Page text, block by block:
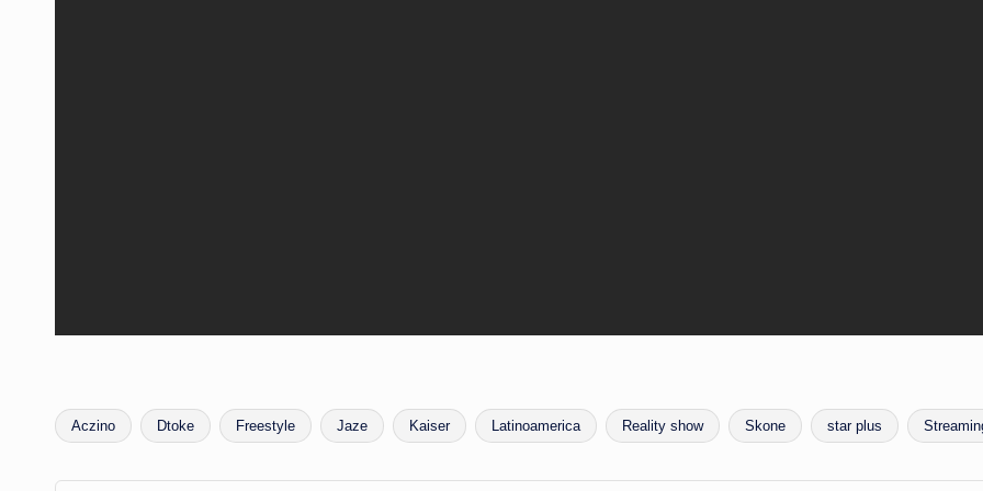
Etiquetas:
Aczino Dtoke Freestyle Jaze Kaiser Latinoamerica Reality show Skone star plus